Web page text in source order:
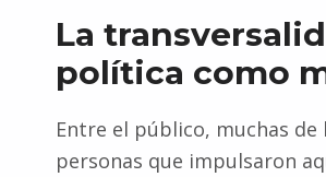
La
política como
Entre el público, muchas de
personas que impulsaron